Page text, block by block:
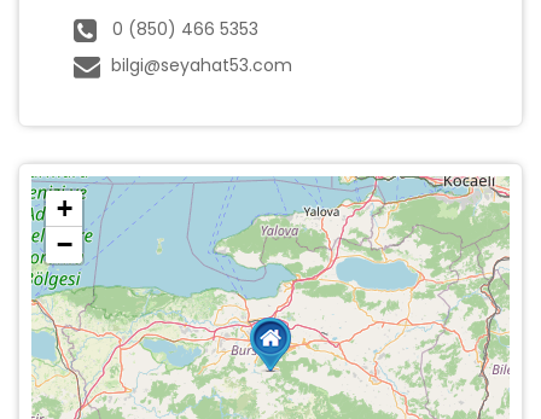
0 (850) 466 5353
bilgi@seyahat53.com
+
−